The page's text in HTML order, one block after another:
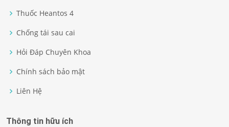
Thuốc Heantos 4
Chống tái sau cai
Hỏi Đáp Chuyên Khoa
Chính sách bảo mật
Liên Hệ
Thông tin hữu ích